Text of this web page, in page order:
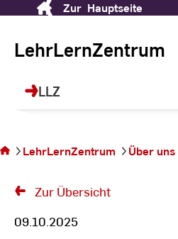
Content
Zur Hauptseite
LehrLernZentrum
LLZ
sich auf
Seite
LehrLernZentrum Über uns
Zur Übersicht
09.10.2025